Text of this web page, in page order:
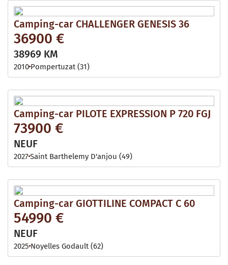
Camping-car CHALLENGER GENESIS 36
36900 €
38969 KM
2010 Pompertuzat (31)
Camping-car PILOTE EXPRESSION P 720 FGJ
73900 €
NEUF
2027Saint Barthelemy D'anjou (49)
Camping-car GIOTTILINE COMPACT C 60
54990 €
NEUF
2025 Noyelles Godault (62)